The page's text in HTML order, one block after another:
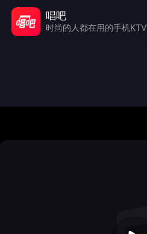
唱吧
时尚的人都在用的手机KTV